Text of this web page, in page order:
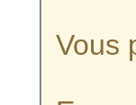
Vous